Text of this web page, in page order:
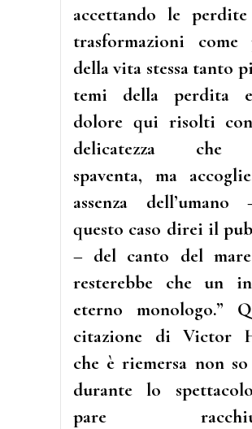
accettando le
trasformazioni come
della vita stessa tanto
temi della perdita
dolore qui risolti
delicatezza che
spaventa, ma
assenza
questo caso direi il
– del canto del
resterebbe che un
eterno monologo.”
citazione di Victor
che è riemersa non
durante lo
pare